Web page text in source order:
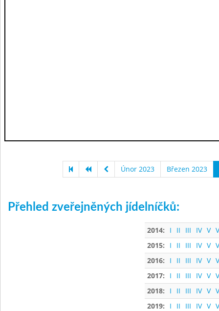
Únor 2023 Březen 2023
Přehled zveřejněných jídelníčků:
2014: I II III IV V
2015:
I II III IV V
2016:
I II III IV V
2017:
I II III IV V
2018:
I II III IV V
2019:
I II III IV V